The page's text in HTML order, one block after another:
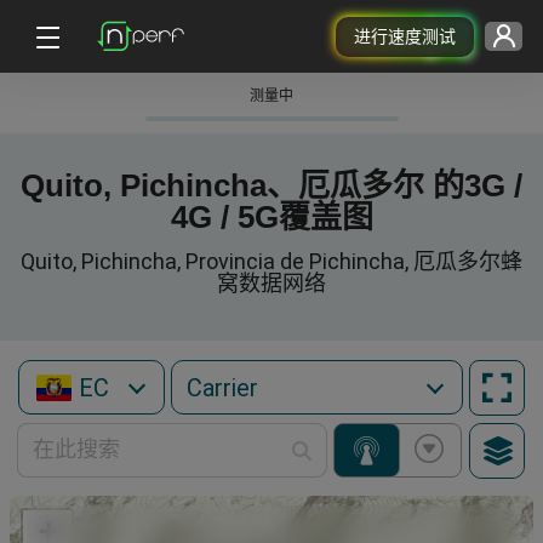
进行速度测试
测量中
Quito, Pichincha、厄瓜多尔 的3G /
4G / 5G覆盖图
Quito, Pichincha, Provincia de Pichincha, 厄瓜多尔蜂
窝数据网络
EC